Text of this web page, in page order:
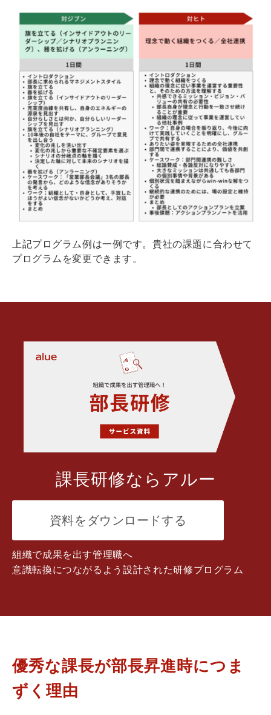
上記プログラム例は一例です。貴社の課題に合わせて
プログラムを変更できます。
課長研修ならアルー
資料をダウンロードする
組織で成果を出す管理職へ
意識転換につながるよう設計された研修プログラム
優秀な課長が部長昇進時につま
ずく理由